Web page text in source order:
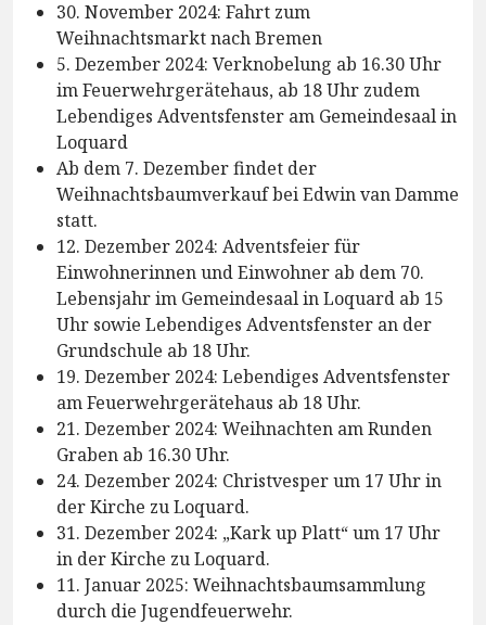
30. November 2024: Fahrt zum
Weihnachtsmarkt nach Bremen
5. Dezember 2024: Verknobelung ab 16.30 Uhr
im Feuerwehrgerätehaus, ab 18 Uhr zudem
Lebendiges Adventsfenster am Gemeindesaal in
Loquard
Ab dem 7. Dezember findet der
Weihnachtsbaumverkauf bei Edwin van Damme
statt.
12. Dezember 2024: Adventsfeier für
Einwohnerinnen und Einwohner ab dem 70.
Lebensjahr im Gemeindesaal in Loquard ab 15
Uhr sowie Lebendiges Adventsfenster an der
Grundschule ab 18 Uhr.
19. Dezember 2024: Lebendiges Adventsfenster
am Feuerwehrgerätehaus ab 18 Uhr.
21. Dezember 2024: Weihnachten am Runden
Graben ab 16.30 Uhr.
24. Dezember 2024: Christvesper um 17 Uhr in
der Kirche zu Loquard.
31. Dezember 2024: „Kark up Platt“ um 17 Uhr
in der Kirche zu Loquard.
11. Januar 2025: Weihnachtsbaumsammlung
durch die Jugendfeuerwehr.